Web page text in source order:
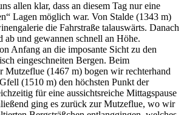
allen klar, dass an diesem Tag nur eine
Lagen möglich war. Von Stalde (1343 m)
die Fahrstraße talauswärts. Danach
ab und gewannen schnell an Höhe.
Anfang an die imposante Sicht zu den
eingeschneiten Bergen. Beim
Mutzeflue (1467 m) bogen wir rechterhand
(1510 m) den höchsten Punkt der
für eine aussichtsreiche Mittagspause
ging es zurück zur Mutzeflue, wo wir